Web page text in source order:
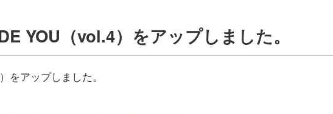
YOU（vol.4）をアップしました。
アップしました。